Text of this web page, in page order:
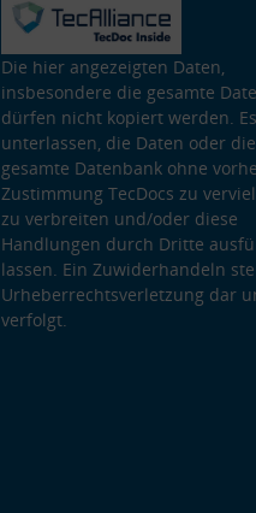
Die hier angezeigten Daten,
insbesondere die gesamte
dürfen nicht kopiert werden.
unterlassen, die Daten oder die
gesamte Datenbank ohne
Zustimmung TecDocs zu
zu verbreiten und/oder diese
Handlungen durch Dritte
lassen. Ein Zuwiderhandeln
Urheberrechtsverletzung dar
verfolgt.